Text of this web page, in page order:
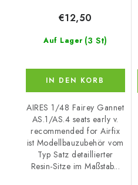
Auf Lager (3 St)
€12,50
IN DEN KORB
AIRES 1/48 Fairey Gannet
AS.1/AS.4 seats early v.
recommended for Airfix
ist Modellbauzubehör vom
Typ Satz detaillierter
Resin-Sitze im Maßstab...